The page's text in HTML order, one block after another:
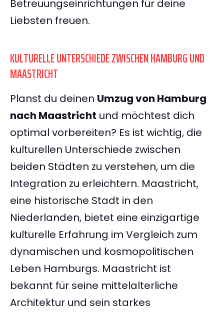
Betreuungseinrichtungen für deine
Liebsten freuen.
KULTURELLE UNTERSCHIEDE ZWISCHEN HAMBURG UND
MAASTRICHT
Planst du deinen Umzug von Hamburg
nach Maastricht und möchtest dich
optimal vorbereiten? Es ist wichtig, die
kulturellen Unterschiede zwischen
beiden Städten zu verstehen, um die
Integration zu erleichtern. Maastricht,
eine historische Stadt in den
Niederlanden, bietet eine einzigartige
kulturelle Erfahrung im Vergleich zum
dynamischen und kosmopolitischen
Leben Hamburgs. Maastricht ist
bekannt für seine mittelalterliche
Architektur und sein starkes